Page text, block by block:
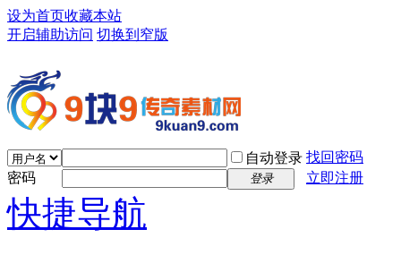
设为首页收藏本站
开启辅助访问 切换到窄版
自动登录 找回密码
密码
登录 立即注册
快捷导航